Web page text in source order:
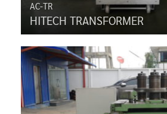
AC-TR
HITECH TRANSFORMER